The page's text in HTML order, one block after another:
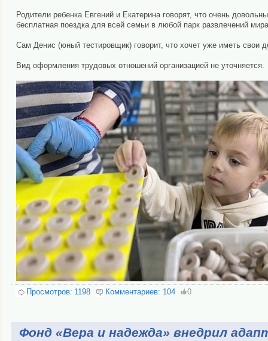
Родители ребенка Евгений и Екатерина говорят, что очень
бесплатная поездка для всей семьи в любой парк развлечений
Сам Денис (юный тестировщик) говорит, что хочет уже иметь
Вид оформления трудовых отношений организацией не уточняется.
Просмотров: 1198 Комментариев: 104 0
Фонд «Вера и надежда» внедрил